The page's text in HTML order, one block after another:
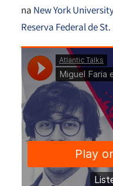
na New York
Reserva Federal de